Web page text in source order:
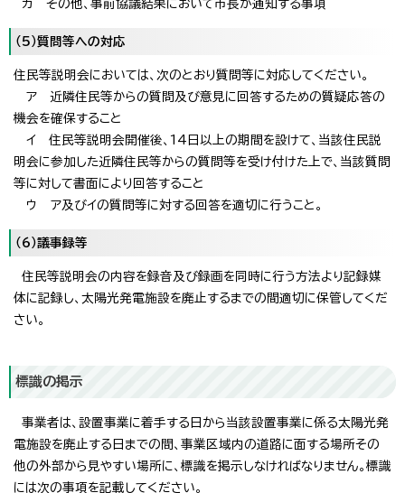
カ その他、事前協議結果において市長が通知する事項
（5）質問等への対応
住民等説明会においては、次のとおり質問等に対応してください。
ア 近隣住民等からの質問及び意見に回答するための質疑応答の
機会を確保すること
イ 住民等説明会開催後、14日以上の期間を設けて、当該住民説
明会に参加した近隣住民等からの質問等を受け付けた上で、当該質問
等に対して書面により回答すること
ウ ア及びイの質問等に対する回答を適切に行うこと。
（6）議事録等
住民等説明会の内容を録音及び録画を同時に行う方法より記録媒
体に記録し、太陽光発電施設を廃止するまでの間適切に保管してくだ
さい。
標識の掲示
事業者は、設置事業に着手する日から当該設置事業に係る太陽光発
電施設を廃止する日までの間、事業区域内の道路に面する場所その
他の外部から見やすい場所に、標識を掲示しなければなりません。標識
には次の事項を記載してください。